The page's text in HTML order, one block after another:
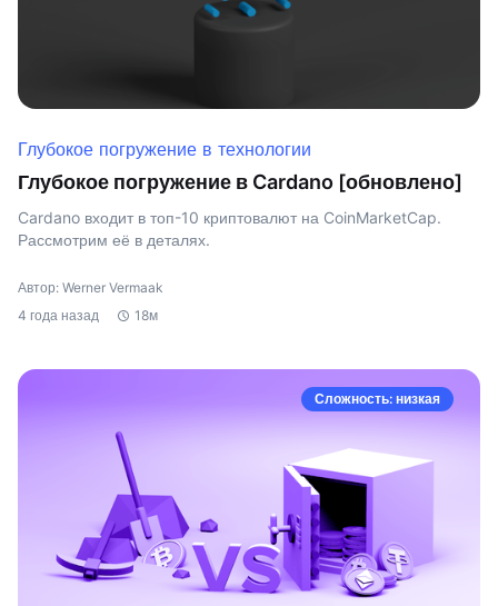
Глубокое погружение в технологии
Глубокое погружение в Cardano [обновлено]
Cardano входит в топ-10 криптовалют на CoinMarketCap.
Рассмотрим её в деталях.
Автор: Werner Vermaak
4 года назад
18м
Сложность: низкая